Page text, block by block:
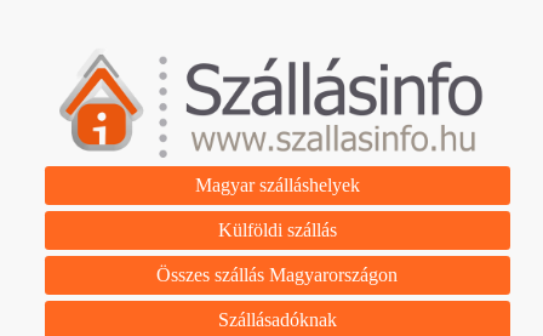
Magyar szálláshelyek
Külföldi szállás
Összes szállás Magyarországon
Szállásadóknak